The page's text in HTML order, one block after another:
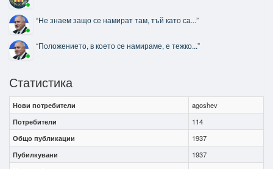
“Не знаем защо се намират там, тъй като са...”
“Положението, в което се намираме, е тежко...”
Статистика
Нови потребители
agoshev
Потребители
114
Общо публикации
1937
Пубилкувани
1937